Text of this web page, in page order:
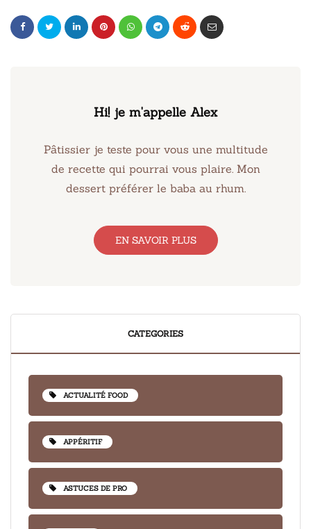
Hi! je m'appelle Alex
Pâtissier je teste pour vous une multitude
de recette qui pourrai vous plaire. Mon
dessert préférer le baba au rhum.
EN SAVOIR PLUS
CATEGORIES
ACTUALITÉ FOOD
APPÉRITIF
ASTUCES DE PRO